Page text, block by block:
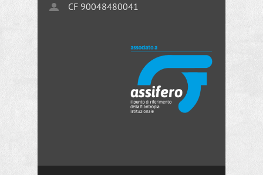
CF 90048480041